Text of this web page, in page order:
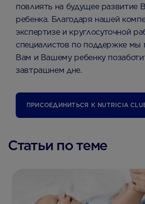
повлиять на будущее развитие
ребенка. Благодаря нашей
экспертизе и круглосуточной
специалистов по поддержке
Вам и Вашему ребенку
завтрашнем дне.
ПРИСОЕДИНИТЬСЯ К NUTRICIA
Статьи по теме